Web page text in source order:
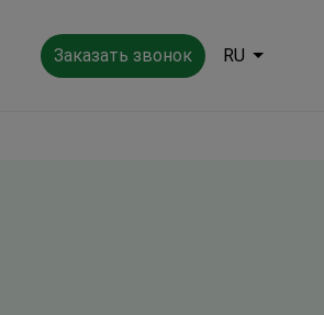
Заказать звонок RU